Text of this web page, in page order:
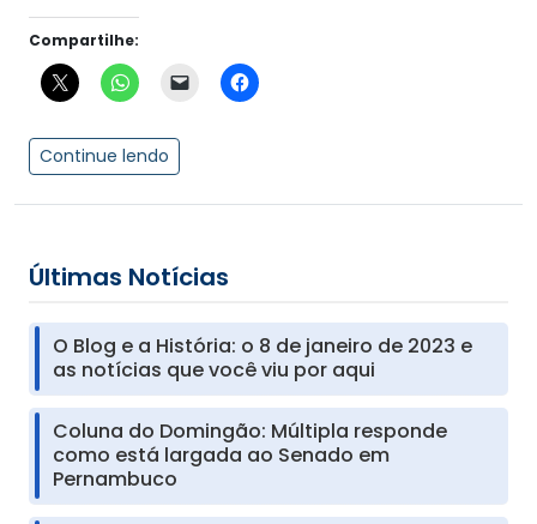
Compartilhe:
Continue lendo
Últimas Notícias
O Blog e a História: o 8 de janeiro de 2023 e
as notícias que você viu por aqui
Coluna do Domingão: Múltipla responde
como está largada ao Senado em
Pernambuco